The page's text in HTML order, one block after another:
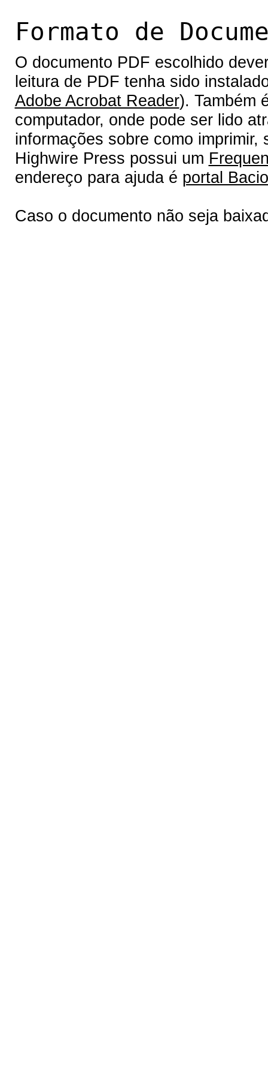
Formato de
O documento PDF escolhido
leitura de PDF tenha sido
Adobe Acrobat Reader). Também
computador, onde pode ser lido
informações sobre como
Highwire Press possui um
endereço para ajuda é portal
Caso o documento não seja